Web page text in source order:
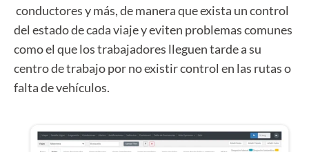
conductores y más, de manera que exista un control
del estado de cada viaje y eviten problemas comunes
como el que los trabajadores lleguen tarde a su
centro de trabajo por no existir control en las rutas o
falta de vehículos.